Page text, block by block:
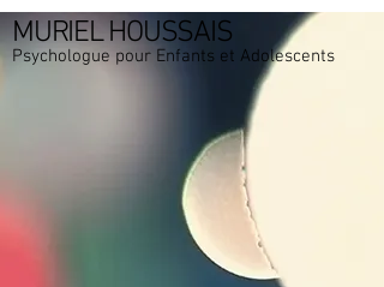
MURIEL HOUSSAIS
Psychologue pour Enfants et Adolescents